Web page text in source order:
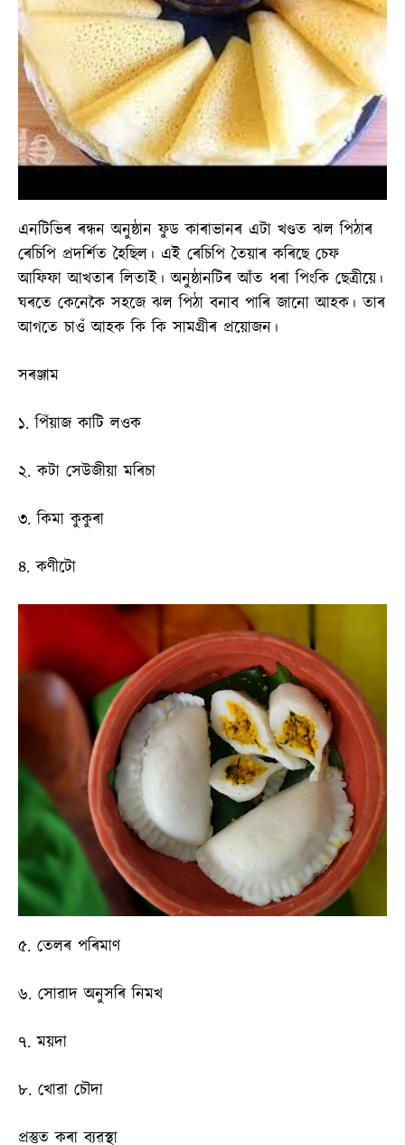
এনটিভিৰ ৰন্ধন অনুষ্ঠান ফুড কাৰাভানৰ এটা খণ্ডত ঝল পিঠাৰ
ৰেচিপি প্ৰদৰ্শিত হৈছিল। এই ৰেচিপি তৈয়াৰ কৰিছে চেফ
আফিফা আখতাৰ লিতাই। অনুষ্ঠানটিৰ আঁত ধৰা পিংকি ছেত্ৰীয়ে।
ঘৰতে কেনেকৈ সহজে ঝল পিঠা বনাব পাৰি জানো আহক। তাৰ
আগতে চাওঁ আহক কি কি সামগ্ৰীৰ প্ৰয়োজন।
সৰঞ্জাম
১. পিঁয়াজ কাটি লওক
২. কটা সেউজীয়া মৰিচা
৩. কিমা কুকুৰা
৪. কণীটো
৫. তেলৰ পৰিমাণ
৬. সোৱাদ অনুসৰি নিমখ
৭. ময়দা
৮. খোৱা চৌদা
প্ৰস্তুত কৰা ব্যৱস্থা